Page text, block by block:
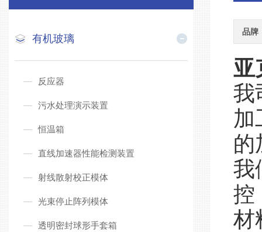
有机玻璃
反应器
污水处理演示装置
恒温箱
直线加速器性能检测装置
射线散射校正模体
光束停止阵列模体
透明密封球形手套箱
品牌
亚
我
加
的
我
控
材